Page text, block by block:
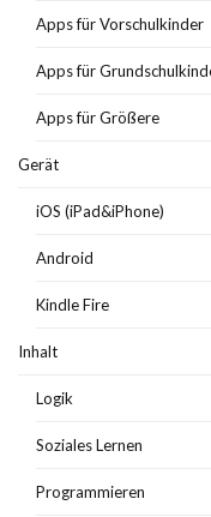
Apps für Vorschulkinder
Apps für
Apps für Größere
Gerät
iOS (iPad&iPhone)
Android
Kindle Fire
Inhalt
Logik
Soziales Lernen
Programmieren